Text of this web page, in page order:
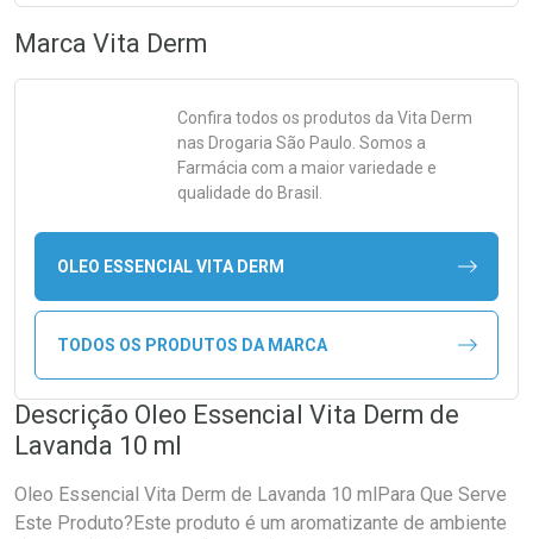
Marca Vita Derm
Confira todos os produtos da Vita Derm
nas Drogaria São Paulo. Somos a
Farmácia com a maior variedade e
qualidade do Brasil.
OLEO ESSENCIAL VITA DERM
TODOS OS PRODUTOS DA MARCA
Descrição Oleo Essencial Vita Derm de
Lavanda 10 ml
Oleo Essencial Vita Derm de Lavanda 10 mlPara Que Serve
Este Produto?Este produto é um aromatizante de ambiente